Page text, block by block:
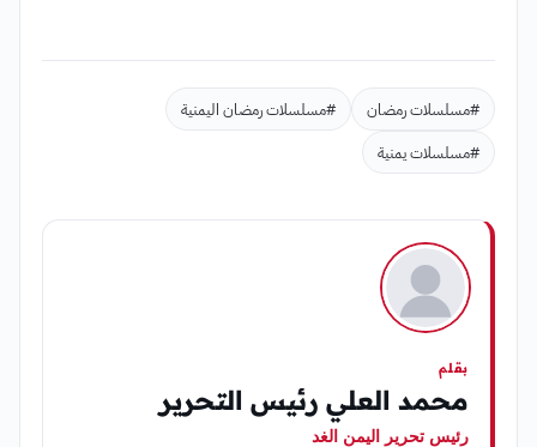
#مسلسلات رمضان
#مسلسلات رمضان اليمنية
#مسلسلات يمنية
بقلم
محمد العلي رئيس التحرير
رئيس تحرير اليمن الغد